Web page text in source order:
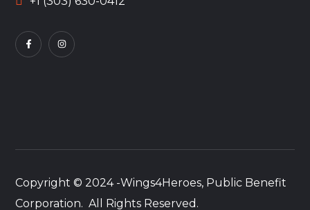
Copyright © 2024 -Wings4Heroes, Public Benefit
Corporation. All Rights Reserved.